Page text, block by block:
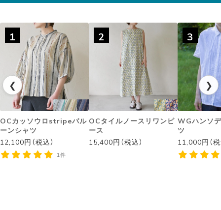
❮
1
OCカッソウロstripeバル
ーンシャツ
12,100円（税込）
1件
2
OCタイルノースリワンピ
ース
15,400円（税込）
3
WGハンソ
ツ
11,000円（税
❯